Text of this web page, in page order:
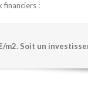
financiers :
m2. Soit un